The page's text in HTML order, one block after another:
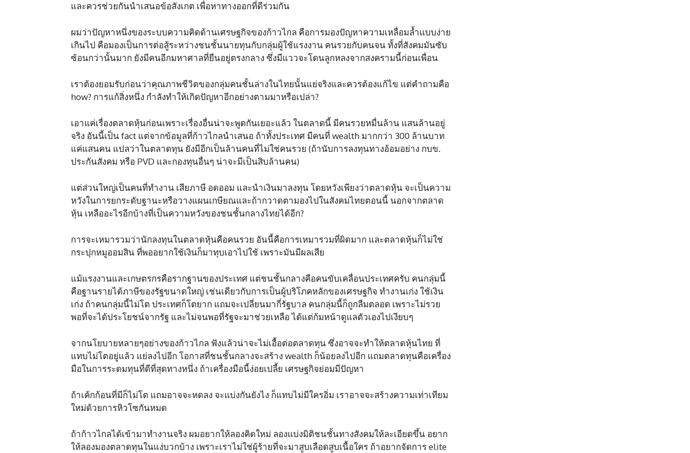
และควรช่วยกันนำเสนอข้อสังเกต เพื่อหาทางออกที่ดีร่วมกัน
ผมว่าปัญหาหนึ่งของระบบความคิดด้านเศรษฐกิจของก้าวไกล คือการมองปัญหาความเหลื่อมล้ำแบบง่าย
เกินไป คือมองเป็นการต่อสู้ระหว่างชนชั้นนายทุนกับกลุ่มผู้ใช้แรงงาน คนรวยกับคนจน ทั้งที่สังคมมันซับ
ซ้อนกว่านั้นมาก ยังมีคนอีกมหาศาลที่ยืนอยู่ตรงกลาง ซึ่งมีแววจะโดนลูกหลงจากสงครามนี้ก่อนเพื่อน
เราต้องยอมรับก่อนว่าคุณภาพชีวิตของกลุ่มคนชั้นล่างในไทยนั้นแย่จริงและควรต้องแก้ไข แต่คำถามคือ
how? การแก้สิ่งหนึ่ง กำลังทำให้เกิดปัญหาอีกอย่างตามมาหรือเปล่า?
เอาแค่เรื่องตลาดหุ้นก่อนเพราะเรื่องอื่นน่าจะพูดกันเยอะแล้ว ในตลาดนี้ มีคนรวยหมื่นล้าน แสนล้านอยู่
จริง อันนี้เป็น fact แต่จากข้อมูลที่ก้าวไกลนำเสนอ ถ้าทั้งประเทศ มีคนที่ wealth มากกว่า 300 ล้านบาท
แค่แสนคน แปลว่าในตลาดทุน ยังมีอีกเป็นล้านคนที่ไม่ใช่คนรวย (ถ้านับการลงทุนทางอ้อมอย่าง กบข.
ประกันสังคม หรือ PVD และกองทุนอื่นๆ น่าจะมีเป็นสิบล้านคน)
แต่ส่วนใหญ่เป็นคนที่ทำงาน เสียภาษี อดออม และนำเงินมาลงทุน โดยหวังเพียงว่าตลาดหุ้น จะเป็นความ
หวังในการยกระดับฐานะหรือวางแผนเกษียณและถ้ากวาดตามองไปในสังคมไทยตอนนี้ นอกจากตลาด
หุ้น เหลืออะไรอีกบ้างที่เป็นความหวังของชนชั้นกลางไทยได้อีก?
การจะเหมารวมว่านักลงทุนในตลาดหุ้นคือคนรวย อันนี้คือการเหมารวมที่ผิดมาก และตลาดหุ้นก็ไม่ใช่
กระปุกหมูออมสิน ที่พออยากใช้เงินก็มาทุบเอาไปใช้ เพราะมันมีผลเสีย
แม้แรงงานและเกษตรกรคือรากฐานของประเทศ แต่ชนชั้นกลางคือคนขับเคลื่อนประเทศครับ คนกลุ่มนี้
คือฐานรายได้ภาษีของรัฐขนาดใหญ่ เช่นเดียวกับการเป็นผู้บริโภคหลักของเศรษฐกิจ ทำงานเก่ง ใช้เงิน
เก่ง ถ้าคนกลุ่มนี้ไม่โต ประเทศก็โตยาก แถมจะเปลี่ยนมากี่รัฐบาล คนกลุ่มนี้ก็ถูกลืมตลอด เพราะไม่รวย
พอที่จะได้ประโยชน์จากรัฐ และไม่จนพอที่รัฐจะมาช่วยเหลือ ได้แต่ก้มหน้าดูแลตัวเองไปเงียบๆ
จากนโยบายหลายๆอย่างของก้าวไกล ฟังแล้วน่าจะไม่เอื้อต่อตลาดทุน ซึ่งอาจจะทำให้ตลาดหุ้นไทย ที่
แทบไม่โตอยู่แล้ว แย่ลงไปอีก โอกาสที่ชนชั้นกลางจะสร้าง wealth ก็น้อยลงไปอีก แถมตลาดทุนคือเครื่อง
มือในการระดมทุนที่ดีที่สุดทางหนึ่ง ถ้าเครื่องมือนี้ง่อยเปลี้ย เศรษฐกิจย่อมมีปัญหา
ถ้าเค้กก้อนที่มีก็ไม่โต แถมอาจจะหดลง จะแบ่งกันยังไง ก็แทบไม่มีใครอิ่ม เราอาจจะสร้างความเท่าเทียม
ใหม่ด้วยการหิวโซกันหมด
ถ้าก้าวไกลได้เข้ามาทำงานจริง ผมอยากให้ลองคิดใหม่ ลองแบ่งมิติชนชั้นทางสังคมให้ละเอียดขึ้น อยาก
ให้ลองมองตลาดทุนในแง่บวกบ้าง เพราะเราไม่ใช่ผู้ร้ายที่จะมาสูบเลือดสูบเนื้อใคร ถ้าอยากจัดการ elite